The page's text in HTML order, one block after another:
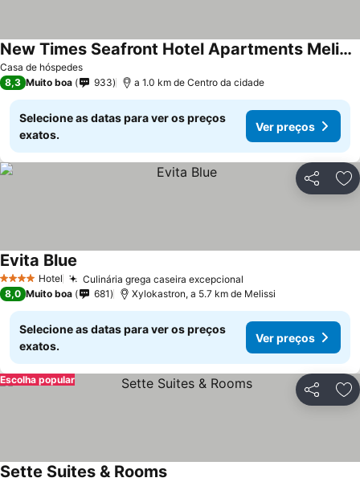
Casa de hóspedes
New Times Seafront Hotel Apartments Melissi
8,3 Muito boa 933 a 1.0 km de Centro da cidade
Selecione as datas para ver os preços
exatos.
Ver preços
Partilhar
4 EstrelasHotel Culinária grega caseira excepcional
Evita Blue
8,0 Muito boa 681 Xylokastron, a 5.7 km de Melissi
Selecione as datas para ver os preços
exatos.
Ver preços
Partilhar
Escolha popular
Sette Suites & Rooms